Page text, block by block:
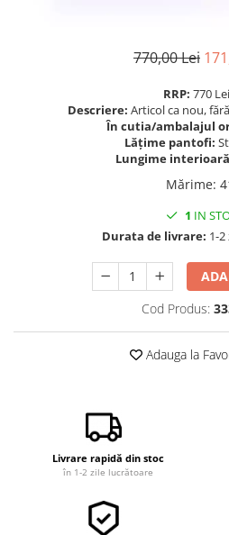
770,00 Lei
RRP: 770 Lei
Descriere: Articol ca nou,
În cutia/ambalajul
Lățime pantofi:
Lungime
Mărime:
1 IN
Durata de livrare: 1-
Cod Produs:
Adauga la
Livrare rapidă din stoc
în 1-2 zile lucrătoare